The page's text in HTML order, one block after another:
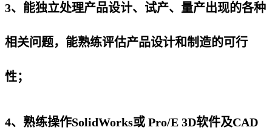
3、能独立处理产品设计、试产、量产出现的各种
相关问题，能熟练评估产品设计和制造的可行
性；
4、熟练操作SolidWorks或 Pro/E 3D软件及CAD